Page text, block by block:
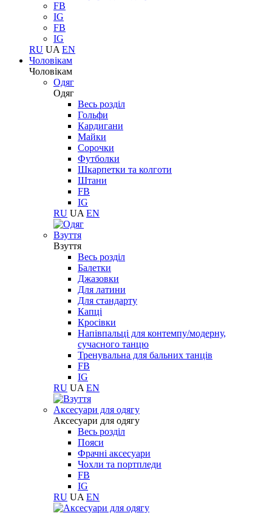
FB
IG
FB
IG
RU UA EN
Чоловікам
Чоловікам
Одяг
Одяг
Весь розділ
Гольфи
Кардигани
Майки
Сорочки
Футболки
Шкарпетки та колготи
Штани
FB
IG
RU UA EN
Взуття
Взуття
Весь розділ
Балетки
Джазовки
Для латини
Для стандарту
Капці
Кросівки
Напівпальці для контемпу/модерну,
сучасного танцю
Тренувальна для бальних танців
FB
IG
RU UA EN
Aксесуари для одягу
Aксесуари для одягу
Весь розділ
Пояси
Фрачні аксесуари
Чохли та портпледи
FB
IG
RU UA EN